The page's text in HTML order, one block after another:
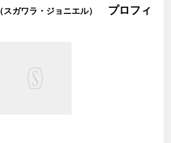
（スガワラ・ジョニエル）
プロフィ